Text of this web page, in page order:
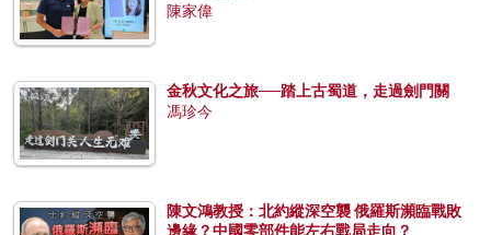
陳家偉
金秋文化之旅──踏上古蜀道，走過劍門關
馮珍今
陳文鴻教授：北約縱深空襲 俄羅斯瀕臨戰敗
邊緣？中國零部件能左右戰局走向？